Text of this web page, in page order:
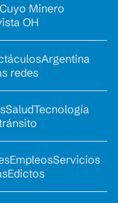
Cuyo Minero
OH
Argentina
redes
SaludTecnología
EmpleosServicios
Edictos